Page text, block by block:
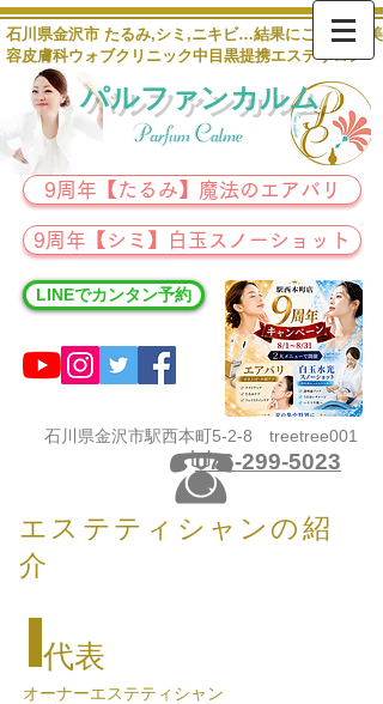
石川県金沢市 たるみ,シミ,ニキビ…結果にこだわる 美
容皮膚科ウォブクリニック中目黒提携エステサロン
パルファンカルム
9周年【たるみ】魔法のエアバリ
9周年【シミ】白玉スノーショット
LINEでカンタン予約
石川県金沢市駅西本町5-2-8 treetree001
076-299-5023
エステティシャンの紹
介
代表
オーナーエステティシャン